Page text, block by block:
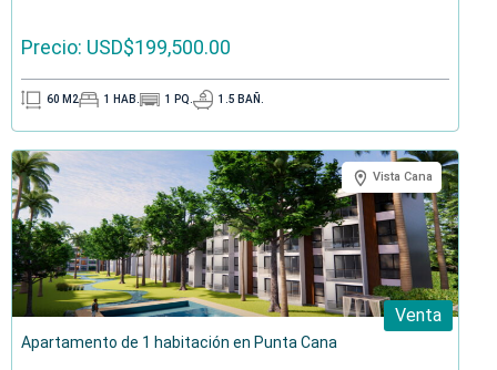
Precio: USD$199,500.00
60 M2 1 HAB. 1 PQ. 1.5 BAÑ.
Vista Cana
Venta
Apartamento de 1 habitación en Punta Cana